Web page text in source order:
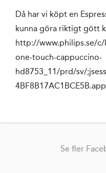
Då har vi köpt en
kunna göra riktigt gött
http://www.philips.se/
one-touch-cappuccino-
hd8753_11/prd/sv/
Se fler